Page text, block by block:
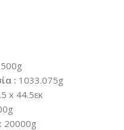
: 1033.075g
x 44.5εκ
20000g